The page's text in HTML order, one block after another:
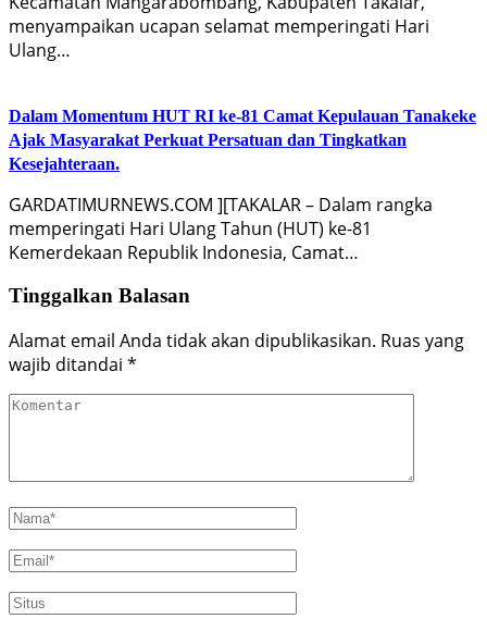
menyampaikan ucapan selamat memperingati Hari
Ulang…
Dalam Momentum HUT RI ke-81 Camat Kepulauan Tanakeke
Ajak Masyarakat Perkuat Persatuan dan Tingkatkan
Kesejahteraan.
GARDATIMURNEWS.COM ][TAKALAR – Dalam rangka
memperingati Hari Ulang Tahun (HUT) ke-81
Kemerdekaan Republik Indonesia, Camat…
Tinggalkan Balasan
Alamat email Anda tidak akan dipublikasikan. Ruas yang
wajib ditandai *